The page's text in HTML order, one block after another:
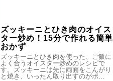
ズッキーニとひき肉のオイス
ター炒め！15分で作れる簡単
おかず
ズッキーニとひき肉を使った、ご飯に
よく合うオイスター炒めのレシピで
す。ズッキーニは先に両面をこんがり
と焼き、いったん取り出すのがポ…